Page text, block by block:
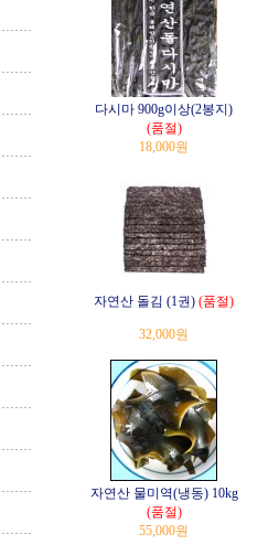
다시마 900g이상(2봉지)
(품절)
18,000원
자연산 돌김 (1권) (품절)
32,000원
자연산 물미역(냉동) 10kg
(품절)
55,000원